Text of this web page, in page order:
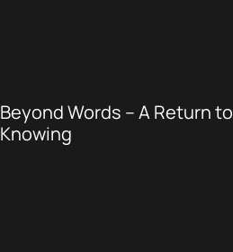
Beyond Words – A Return to
Knowing